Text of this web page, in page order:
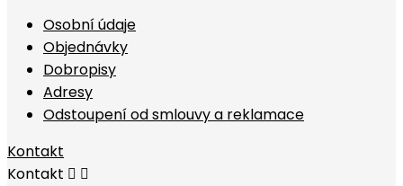
Osobní údaje
Objednávky
Dobropisy
Adresy
Odstoupení od smlouvy a reklamace
Kontakt
Kontakt  